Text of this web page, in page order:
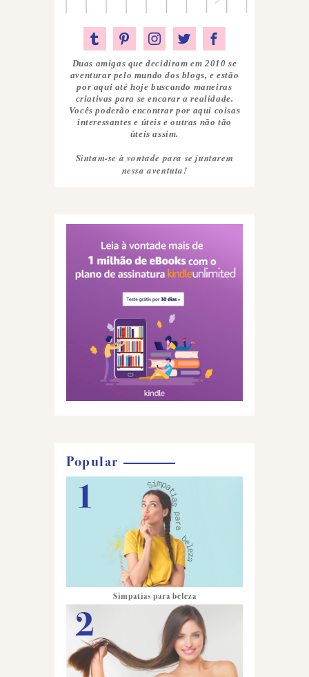
Duas amigas que decidiram em 2010 se
aventurar pelo mundo dos blogs, e estão
por aqui até hoje buscando maneiras
criativas para se encarar a realidade.
Vocês poderão encontrar por aqui coisas
interessantes e úteis e outras não tão
úteis assim.
Sintam-se à vontade para se juntarem
nessa aventuta!
Popular
Simpatias para beleza